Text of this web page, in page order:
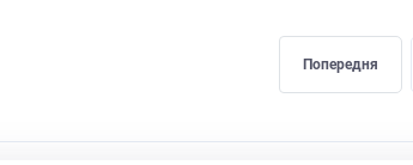
Попередня